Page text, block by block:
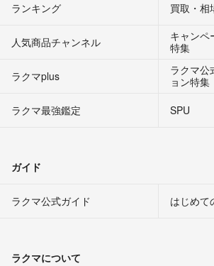
ランキング 買取・相
人気商品チャンネル
キャンペ
特集
ラクマplus
ラクマ公
ョン特集
ラクマ最強鑑定
SPU
ガイド
ラクマ公式ガイド はじめて
ラクマについて